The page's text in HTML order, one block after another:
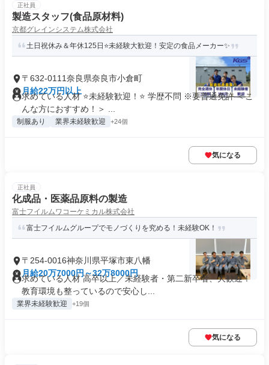
正社員
製造スタッフ(食品原材料)
京都グレインシステム株式会社
土日祝休み＆年休125日⭐未経験大歓迎！安定の食品メーカー✨
〒632-0111奈良県奈良市小倉町
月給22万円以上
求めている人材 ⭐未経験歓迎！⭐ 学歴不問 ※要普通免許 ＜こ
んな方におすすめ！＞ ...
制服あり 業界未経験歓迎 +24個
気になる
正社員
化成品・医薬品原料の製造
富士フイルムワコーケミカル株式会社
富士フイルムグループでモノづくりを究める！未経験OK！
〒254-0016神奈川県平塚市東八幡
月給20万7000円～32万8000円
求めている人材 高卒以上／未経験者・第二新卒者、大歓迎！
教育環境も整っているので安心し...
業界未経験歓迎 +19個
気になる